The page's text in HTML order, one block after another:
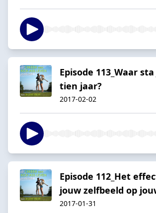
Episode 113_Waar
tien jaar?
2017-02-02
Episode 112_Het
jouw zelfbeeld op
2017-01-31